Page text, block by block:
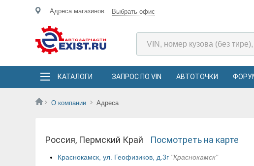
Адреса магазинов Выбрать офис
КАТАЛОГИ ЗАПРОС ПО VIN АВТОТОЧКИ
О компании Адреса
Россия, Пермский Край Посмотреть на карте
Краснокамск, ул. Геофизиков, д.3г "Краснокамск"